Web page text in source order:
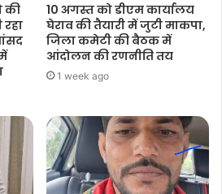
की
10 अगस्त को डीएम कार्यालय
घेराव की तैयारी में जुटी माकपा,
जिला कमेटी की बैठक में
आंदोलन की रणनीति तय
1 week ago